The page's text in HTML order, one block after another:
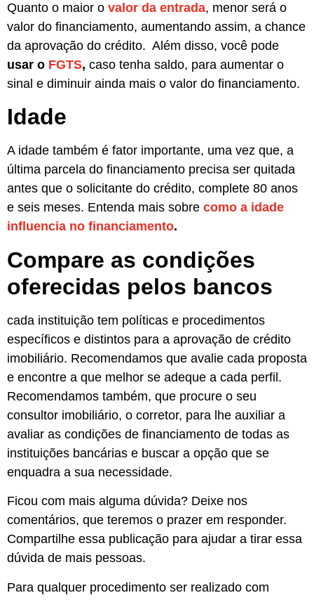
Quanto o maior o valor da entrada, menor será o
valor do financiamento, aumentando assim, a chance
da aprovação do crédito. Além disso, você pode
usar o FGTS, caso tenha saldo, para aumentar o
sinal e diminuir ainda mais o valor do financiamento.
Idade
A idade também é fator importante, uma vez que, a
última parcela do financiamento precisa ser quitada
antes que o solicitante do crédito, complete 80 anos
e seis meses. Entenda mais sobre como a idade
influencia no financiamento.
Compare as condições
oferecidas pelos bancos
cada instituição tem políticas e procedimentos
específicos e distintos para a aprovação de crédito
imobiliário. Recomendamos que avalie cada proposta
e encontre a que melhor se adeque a cada perfil.
Recomendamos também, que procure o seu
consultor imobiliário, o corretor, para lhe auxiliar a
avaliar as condições de financiamento de todas as
instituições bancárias e buscar a opção que se
enquadra a sua necessidade.
Ficou com mais alguma dúvida? Deixe nos
comentários, que teremos o prazer em responder.
Compartilhe essa publicação para ajudar a tirar essa
dúvida de mais pessoas.
Para qualquer procedimento ser realizado com